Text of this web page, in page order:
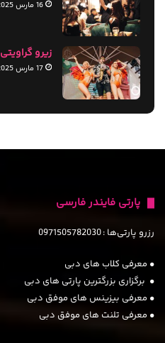
16 مارس 2025
زیرو گراویتی Zero Gravity در مارینا دبی
17 مارس 2025
پارتی فایندر فارسی
رزرو پارتی‌ها :0971505782030
• معرفی کلاب های دبی
• برگزاری بزرگترین پارتی های دبی
• معرفی بیزینس های موفق دبی
• معرفی تلنت های موفق دبی